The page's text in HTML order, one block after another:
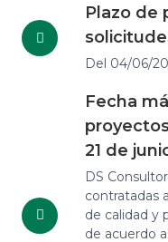
Plazo de
Del 04/06/
Fecha
21 de
DS
contratadas
de calidad y
de acuerdo